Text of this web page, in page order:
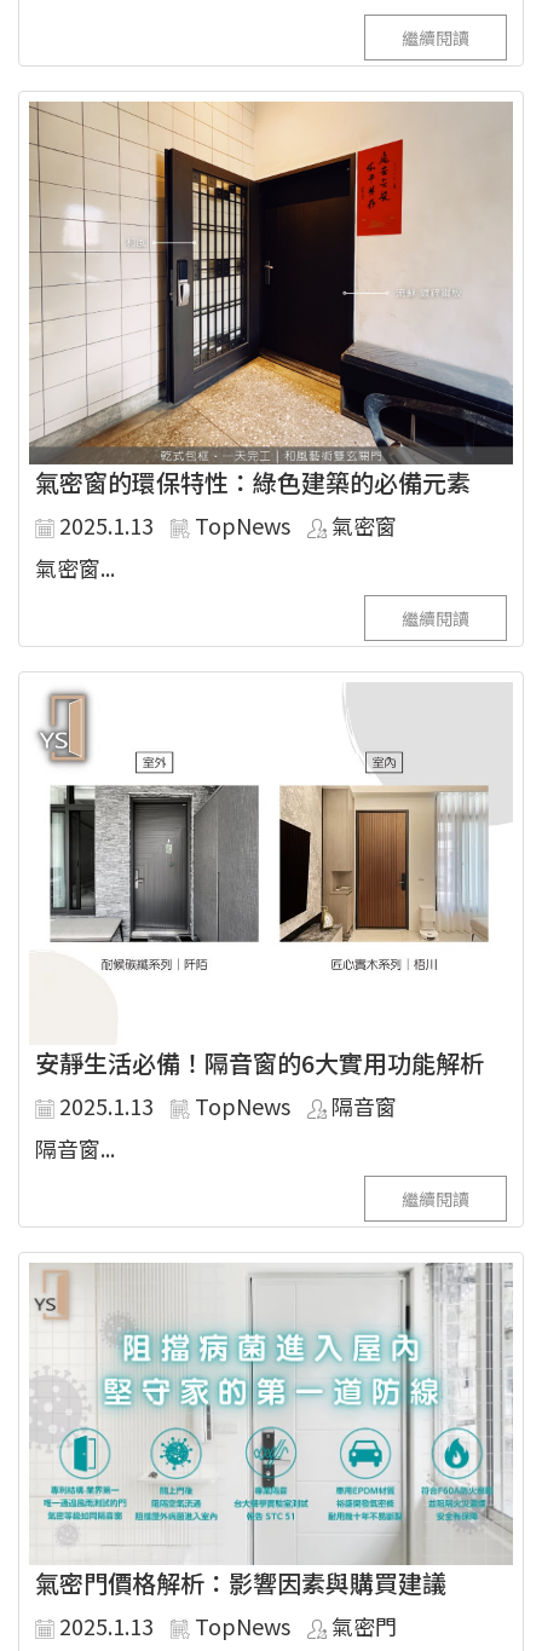
繼續閱讀
氣密窗的環保特性：綠色建築的必備元素
2025.1.13 TopNews
氣密窗
氣密窗...
繼續閱讀
安靜生活必備！隔音窗的6大實用功能解析
2025.1.13 TopNews
隔音窗
隔音窗...
繼續閱讀
氣密門價格解析：影響因素與購買建議
2025.1.13 TopNews
氣密門